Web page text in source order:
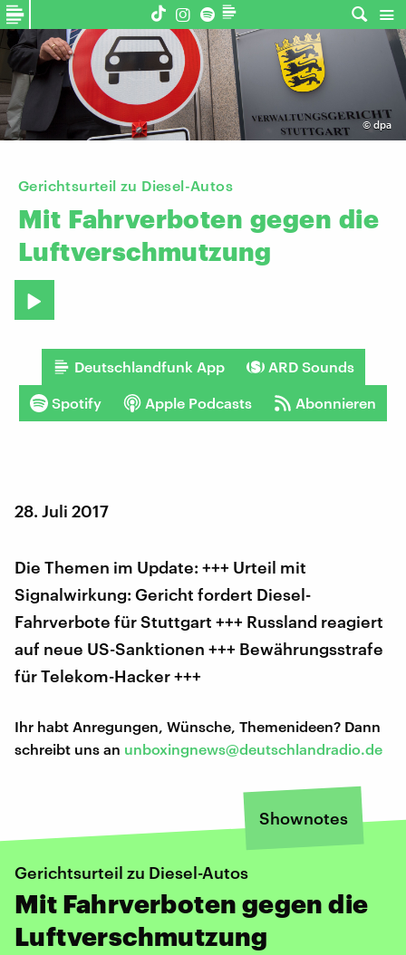
© dpa
Gerichtsurteil zu Diesel-Autos
Mit Fahrverboten gegen die
Luftverschmutzung
Deutschlandfunk App ARD Sounds
Spotify Apple Podcasts Abonnieren
28. Juli 2017
Die Themen im Update: +++ Urteil mit
Signalwirkung: Gericht fordert Diesel-
Fahrverbote für Stuttgart +++ Russland reagiert
auf neue US-Sanktionen +++ Bewährungsstrafe
für Telekom-Hacker +++
Ihr habt Anregungen, Wünsche, Themenideen? Dann
schreibt uns an unboxingnews@deutschlandradio.de
Shownotes
Gerichtsurteil zu Diesel-Autos
Mit Fahrverboten gegen die
Luftverschmutzung